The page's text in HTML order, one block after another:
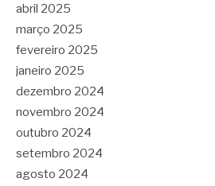
abril 2025
março 2025
fevereiro 2025
janeiro 2025
dezembro 2024
novembro 2024
outubro 2024
setembro 2024
agosto 2024